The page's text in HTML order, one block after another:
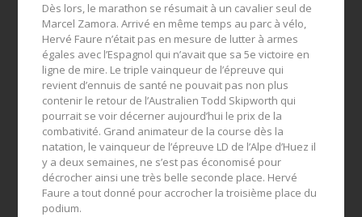
Dès lors, le marathon se résumait à un cavalier seul de
Marcel Zamora. Arrivé en même temps au parc à vélo,
Hervé Faure n’était pas en mesure de lutter à armes
égales avec l’Espagnol qui n’avait que sa 5e victoire en
ligne de mire. Le triple vainqueur de l’épreuve qui
revient d’ennuis de santé ne pouvait pas non plus
contenir le retour de l’Australien Todd Skipworth qui
pourrait se voir décerner aujourd’hui le prix de la
combativité. Grand animateur de la course dès la
natation, le vainqueur de l’épreuve LD de l’Alpe d’Huez il
y a deux semaines, ne s’est pas économisé pour
décrocher ainsi une très belle seconde place. Hervé
Faure a tout donné pour accrocher la troisième place du
podium.